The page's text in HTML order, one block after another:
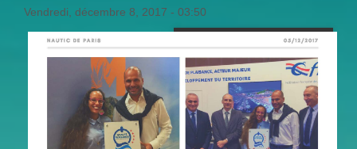
Vendredi, décembre 8, 2017 - 03:50